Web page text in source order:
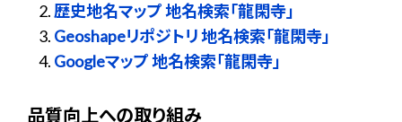
歴史地名マップ 地名検索「龍閑寺」
Geoshapeリポジトリ 地名検索「龍閑寺」
Googleマップ 地名検索「龍閑寺」
品質向上への取り組み